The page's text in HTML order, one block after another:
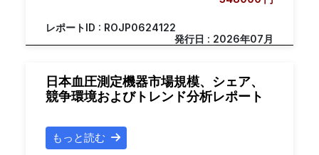
レポートID : ROJP0624122
発行日 : 2026年07月
日本血圧測定機器市場規模、シェア、
競争環境およびトレンド分析レポート
もっと読む